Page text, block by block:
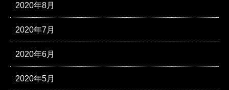
2020年8月
2020年7月
2020年6月
2020年5月